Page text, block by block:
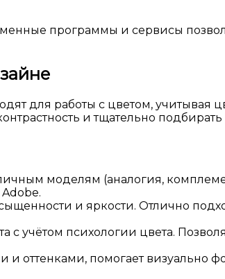
программы и сервисы
для работы с цветом, учитывая
и тщательно
моделям (аналогия,
и яркости. Отлично
психологии цвета.
оттенками, помогает визуально